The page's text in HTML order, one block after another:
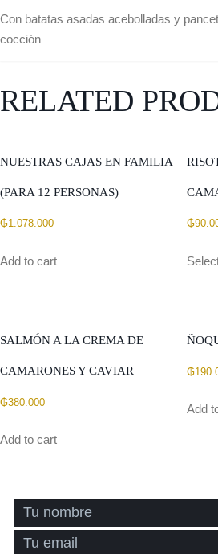
Con batatas asadas acebolladas y
cocción
RELATED
NUESTRAS CAJAS EN FAMILIA
(PARA 12 PERSONAS)
₲1.078.000
Add to cart
₲
SALMÓN A LA CREMA DE
CAMARONES Y CAVIAR
₲380.000
Add to cart
₲
Add